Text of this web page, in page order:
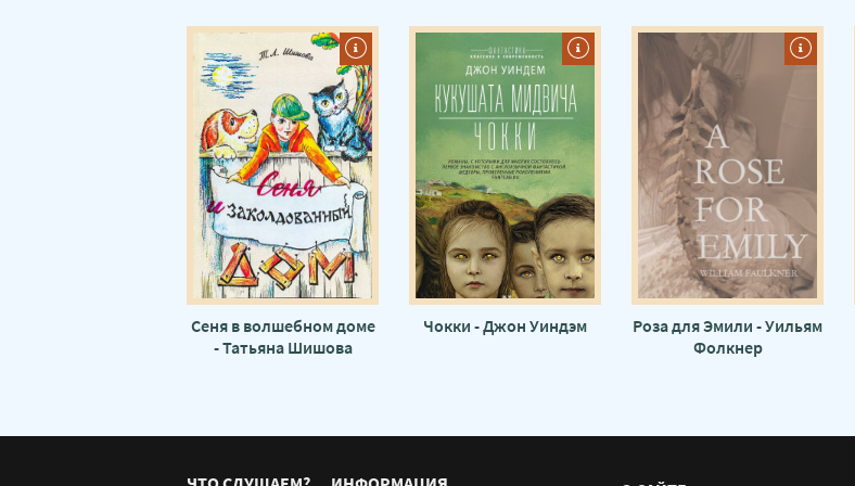
Сеня в волшебном доме
- Татьяна Шишова
Чокки - Джон Уиндэм
Роза для Эмили - Уильям
Фолкнер